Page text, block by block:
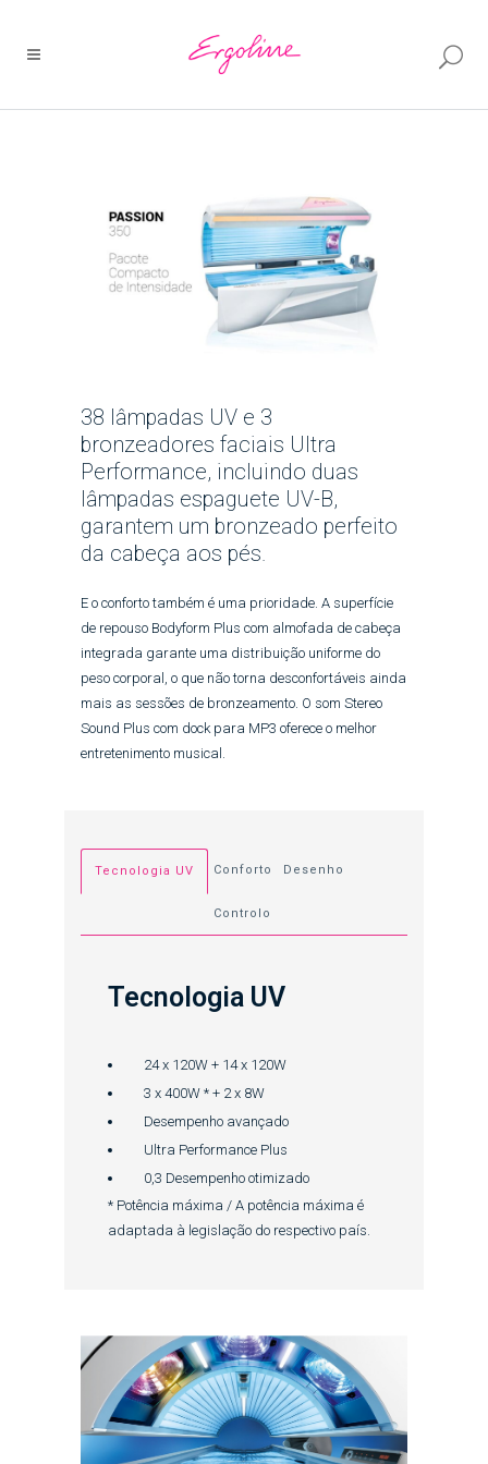
38 lâmpadas UV e 3
bronzeadores faciais Ultra
Performance, incluindo duas
lâmpadas espaguete UV-B,
garantem um bronzeado perfeito
da cabeça aos pés.
E o conforto também é uma prioridade. A superfície
de repouso Bodyform Plus com almofada de cabeça
integrada garante uma distribuição uniforme do
peso corporal, o que não torna desconfortáveis ainda
mais as sessões de bronzeamento. O som Stereo
Sound Plus com dock para MP3 oferece o melhor
entretenimento musical.
Tecnologia UV Conforto Desenho
Controlo
Tecnologia UV
24 x 120W + 14 x 120W
3 x 400W * + 2 x 8W
Desempenho avançado
Ultra Performance Plus
0,3 Desempenho otimizado
* Potência máxima / A potência máxima é
adaptada à legislação do respectivo país.